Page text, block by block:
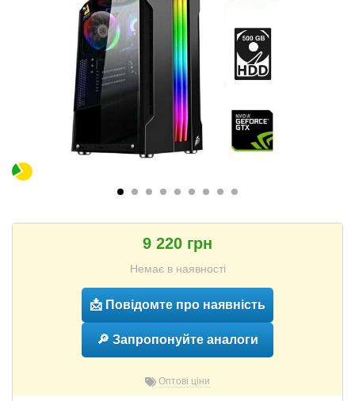
9 220 грн
Немає в наявності
📩 Повідомте про наявність
🔎 Запропонуйте аналоги
Оптові ціни